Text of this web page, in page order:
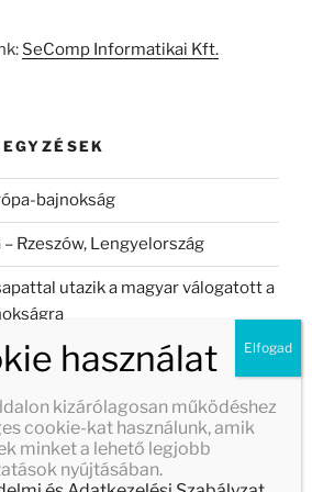
SeComp Informatikai Kft.
bajnokság
Rzeszów, Lengyelország
utazik a magyar válogatott a
2026kizárólagosan működéshez
cookie-kat használunk, amik
minket a lehető legjobb
nyújtásában.